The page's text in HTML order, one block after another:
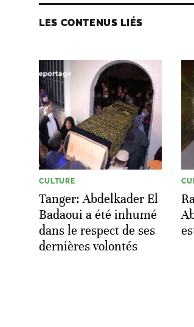
LES CONTENUS LIÉS
CULTURE
Tanger: Abdelkader El
Badaoui a été inhumé
dans le respect de ses
dernières volontés